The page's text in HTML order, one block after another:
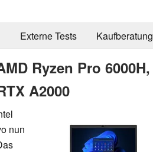
Externe Tests Kaufberatung
Ryzen Pro 6000H,
A2000
nun